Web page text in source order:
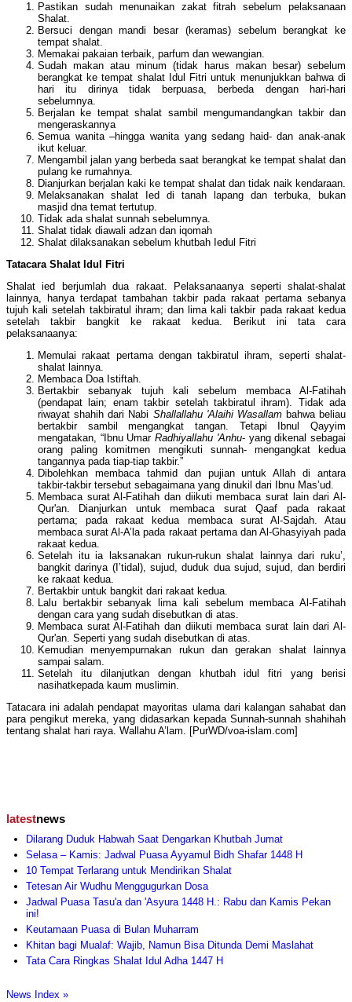
Pastikan sudah menunaikan zakat fitrah sebelum pelaksanaan
Shalat.
Bersuci dengan mandi besar (keramas) sebelum berangkat ke
tempat shalat.
Memakai pakaian terbaik, parfum dan wewangian.
Sudah makan atau minum (tidak harus makan besar) sebelum
berangkat ke tempat shalat Idul Fitri untuk menunjukkan bahwa di
hari itu dirinya tidak berpuasa, berbeda dengan hari-hari
sebelumnya.
Berjalan ke tempat shalat sambil mengumandangkan takbir dan
mengeraskannya
Semua wanita –hingga wanita yang sedang haid- dan anak-anak
ikut keluar.
Mengambil jalan yang berbeda saat berangkat ke tempat shalat dan
pulang ke rumahnya.
Dianjurkan berjalan kaki ke tempat shalat dan tidak naik kendaraan.
Melaksanakan shalat Ied di tanah lapang dan terbuka, bukan
masjid dna temat tertutup.
Tidak ada shalat sunnah sebelumnya.
Shalat tidak diawali adzan dan iqomah
Shalat dilaksanakan sebelum khutbah Iedul Fitri
Tatacara Shalat Idul Fitri
Shalat ied berjumlah dua rakaat. Pelaksanaanya seperti shalat-shalat
lainnya, hanya terdapat tambahan takbir pada rakaat pertama sebanya
tujuh kali setelah takbiratul ihram; dan lima kali takbir pada rakaat kedua
setelah takbir bangkit ke rakaat kedua. Berikut ini tata cara
pelaksanaanya:
Memulai rakaat pertama dengan takbiratul ihram, seperti shalat-
shalat lainnya.
Membaca Doa Istiftah.
Bertakbir sebanyak tujuh kali sebelum membaca Al-Fatihah
(pendapat lain; enam takbir setelah takbiratul ihram). Tidak ada
riwayat shahih dari Nabi Shallallahu 'Alaihi Wasallambahwa beliau
bertakbir sambil mengangkat tangan. Tetapi Ibnul Qayyim
mengatakan, “Ibnu UmarRadhiyallahu 'Anhu- yang dikenal sebagai
orang paling komitmen mengikuti sunnah- mengangkat kedua
tangannya pada tiap-tiap takbir.”
Dibolehkan membaca tahmid dan pujian untuk Allah di antara
takbir-takbir tersebut sebagaimana yang dinukil dari Ibnu Mas’ud.
Membaca surat Al-Fatihah dan diikuti membaca surat lain dari Al-
Qur'an. Dianjurkan untuk membaca surat Qaaf pada rakaat
pertama; pada rakaat kedua membaca surat Al-Sajdah. Atau
membaca surat Al-A’la pada rakaat pertama dan Al-Ghasyiyah pada
rakaat kedua.
Setelah itu ia laksanakan rukun-rukun shalat lainnya dari ruku’,
bangkit darinya (I’tidal), sujud, duduk dua sujud, sujud, dan berdiri
ke rakaat kedua.
Bertakbir untuk bangkit dari rakaat kedua.
Lalu bertakbir sebanyak lima kali sebelum membaca Al-Fatihah
dengan cara yang sudah disebutkan di atas.
Membaca surat Al-Fatihah dan diikuti membaca surat lain dari Al-
Qur'an. Seperti yang sudah disebutkan di atas.
Kemudian menyempurnakan rukun dan gerakan shalat lainnya
sampai salam.
Setelah itu dilanjutkan dengan khutbah idul fitri yang berisi
nasihatkepada kaum muslimin.
Tatacara ini adalah pendapat mayoritas ulama dari kalangan sahabat dan
para pengikut mereka, yang didasarkan kepada Sunnah-sunnah shahihah
tentang shalat hari raya. Wallahu A’lam. [PurWD/voa-islam.com]
latestnews
Dilarang Duduk Habwah Saat Dengarkan Khutbah Jumat
Selasa – Kamis: Jadwal Puasa Ayyamul Bidh Shafar 1448 H
10 Tempat Terlarang untuk Mendirikan Shalat
Tetesan Air Wudhu Menggugurkan Dosa
Jadwal Puasa Tasu'a dan 'Asyura 1448 H.: Rabu dan Kamis Pekan
ini!
Keutamaan Puasa di Bulan Muharram
Khitan bagi Mualaf: Wajib, Namun Bisa Ditunda Demi Maslahat
Tata Cara Ringkas Shalat Idul Adha 1447 H
News Index »